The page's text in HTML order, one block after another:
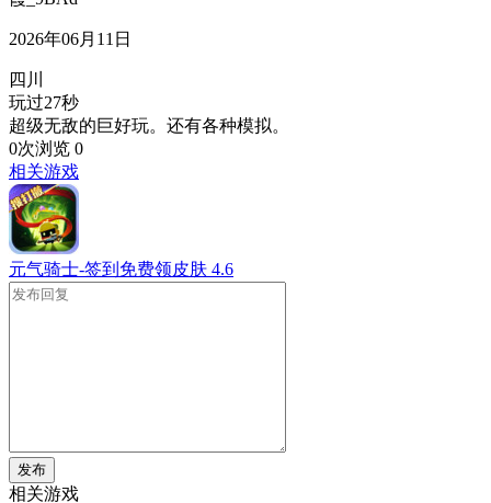
2026年06月11日
四川
玩过27秒
超级无敌的巨好玩。还有各种模拟。
0次浏览 0
相关游戏
元气骑士-签到免费领皮肤 4.6
发布
相关游戏